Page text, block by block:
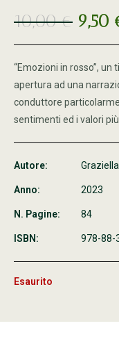
10,00€ 9,50
“Emozioni in rosso”, un
apertura ad una
conduttore
sentimenti ed i valori
Autore:
Anno:
N. Pagine:
ISBN:
2023
84
978-88-
Esaurito